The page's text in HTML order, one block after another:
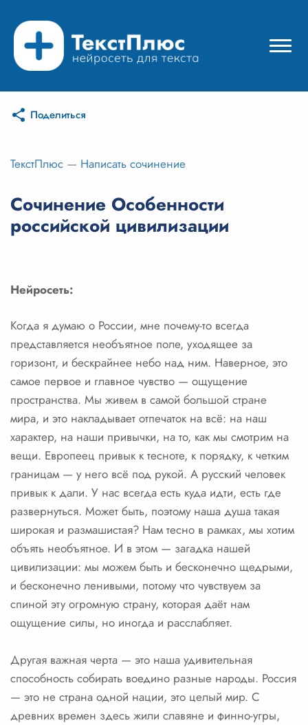
Режимы нейросети
Цены
Вход
Вход с Telegram
Поделиться
ТекстПлюс — Написать сочинение
Сочинение Особенности
российской цивилизации
Нейросеть:
Когда я думаю о России, мне почему-то всегда
представляется необъятное поле, уходящее за
горизонт, и бескрайнее небо над ним. Наверное, это
самое первое и главное чувство — ощущение
пространства. Мы живем в самой большой стране
мира, и это накладывает отпечаток на всё: на наш
характер, на наши привычки, на то, как мы смотрим на
вещи. Европеец привык к тесноте, к порядку, к четким
границам — у него всё под рукой. А русский человек
привык к дали. У нас всегда есть куда идти, есть где
развернуться. Может быть, поэтому наша душа такая
широкая и размашистая? Нам тесно в рамках, мы хотим
объять необъятное. И в этом — загадка нашей
цивилизации: мы можем быть и бесконечно щедрыми,
и бесконечно ленивыми, потому что чувствуем за
спиной эту огромную страну, которая даёт нам
ощущение силы, но иногда и расслабляет.
Другая важная черта — это наша удивительная
способность собирать воедино разные народы. Россия
— это не страна одной нации, это целый мир. С
древних времен здесь жили славяне и финно-угры,